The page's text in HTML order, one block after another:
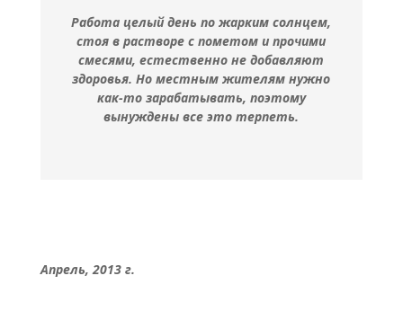
Работа целый день по жарким солнцем,
стоя в растворе с пометом и прочими
смесями, естественно не добавляют
здоровья. Но местным жителям нужно
как-то зарабатывать, поэтому
вынуждены все это терпеть.
Апрель, 2013 г.